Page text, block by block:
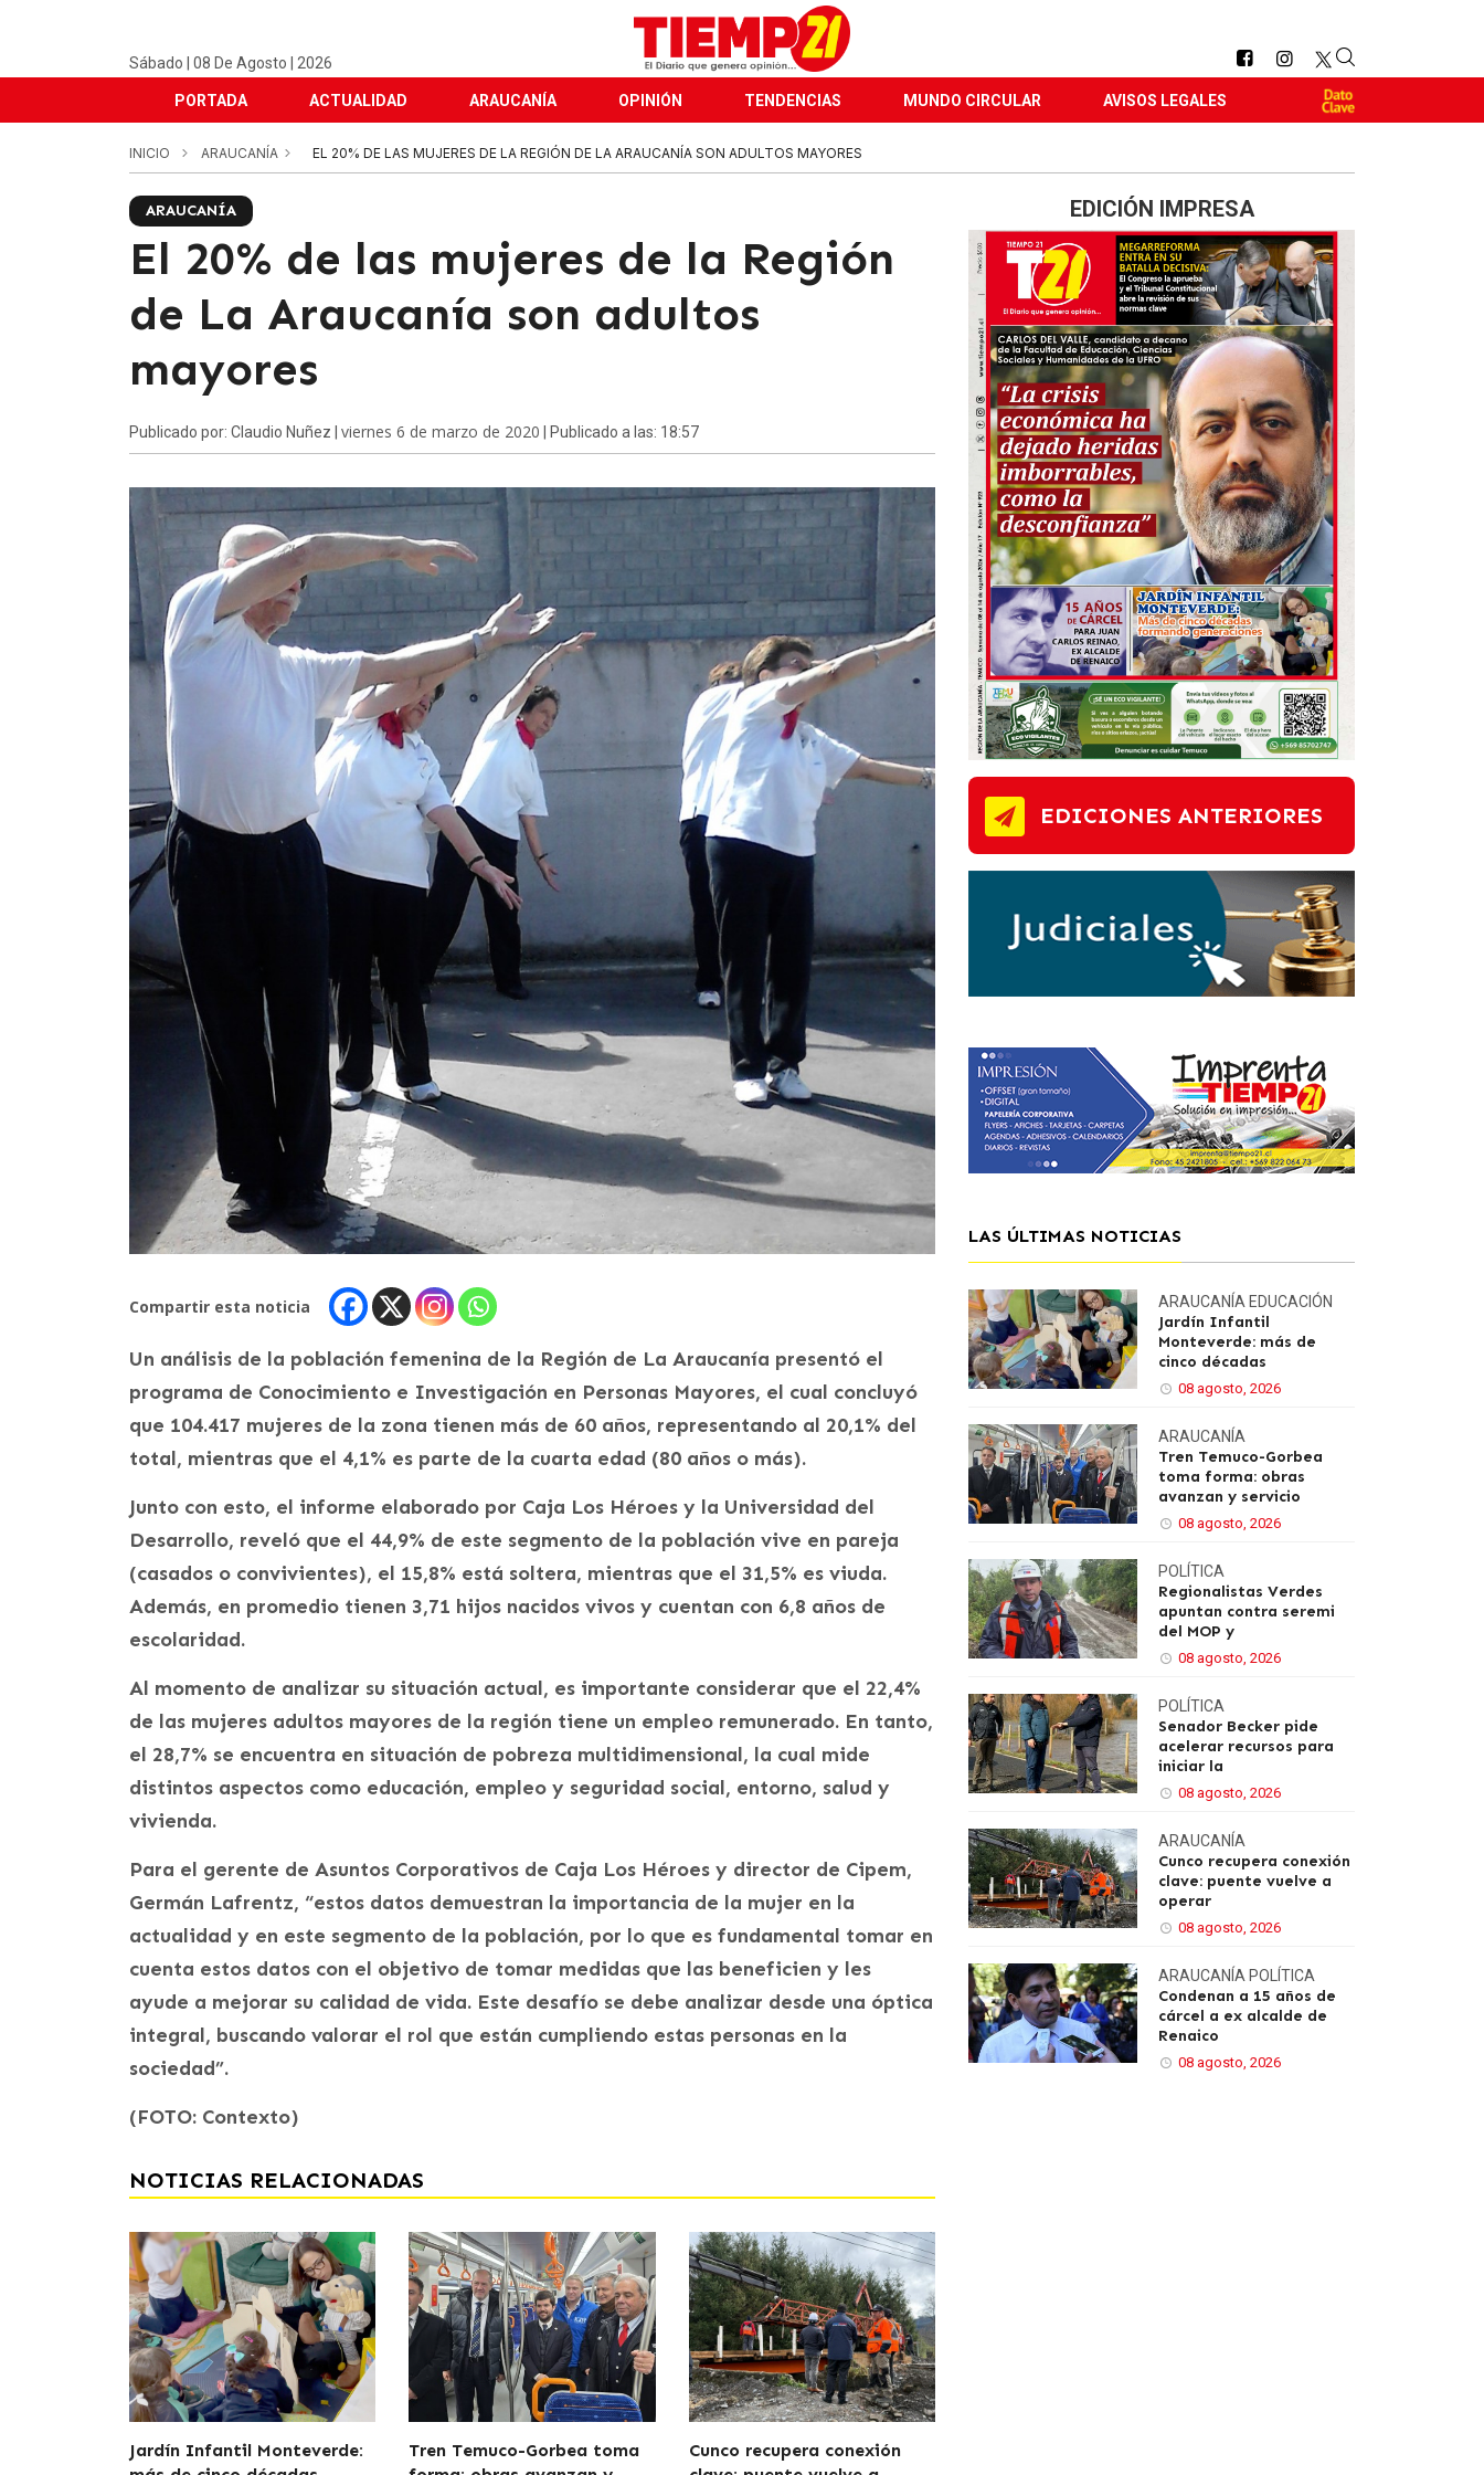
Sábado | 08 De Agosto | 2026
PORTADA ACTUALIDAD ARAUCANÍA OPINIÓN TENDENCIAS MUNDO CIRCULAR AVISOS LEGALES
INICIO ARAUCANÍA EL 20% DE LAS MUJERES DE LA REGIÓN DE LA ARAUCANÍA SON ADULTOS MAYORES
ARAUCANÍA
El 20% de las mujeres de la Región
de La Araucanía son adultos
mayores
Publicado por: Claudio Nuñez | viernes 6 de marzo de 2020 | Publicado a las: 18:57
Compartir esta noticia
Un análisis de la población femenina de la Región de La Araucanía presentó el
programa de Conocimiento e Investigación en Personas Mayores, el cual concluyó
que 104.417 mujeres de la zona tienen más de 60 años, representando al 20,1% del
total, mientras que el 4,1% es parte de la cuarta edad (80 años o más).
Junto con esto, el informe elaborado por Caja Los Héroes y la Universidad del
Desarrollo, reveló que el 44,9% de este segmento de la población vive en pareja
(casados o convivientes), el 15,8% está soltera, mientras que el 31,5% es viuda.
Además, en promedio tienen 3,71 hijos nacidos vivos y cuentan con 6,8 años de
escolaridad.
Al momento de analizar su situación actual, es importante considerar que el 22,4%
de las mujeres adultos mayores de la región tiene un empleo remunerado. En tanto,
el 28,7% se encuentra en situación de pobreza multidimensional, la cual mide
distintos aspectos como educación, empleo y seguridad social, entorno, salud y
vivienda.
Para el gerente de Asuntos Corporativos de Caja Los Héroes y director de Cipem,
Germán Lafrentz, “estos datos demuestran la importancia de la mujer en la
actualidad y en este segmento de la población, por lo que es fundamental tomar en
cuenta estos datos con el objetivo de tomar medidas que las beneficien y les
ayude a mejorar su calidad de vida. Este desafío se debe analizar desde una óptica
integral, buscando valorar el rol que están cumpliendo estas personas en la
sociedad”.
(FOTO: Contexto)
NOTICIAS RELACIONADAS
Jardín Infantil Monteverde:
Tren Temuco-Gorbea toma
Cunco recupera conexión
EDICIÓN IMPRESA
EDICIONES ANTERIORES
LAS ÚLTIMAS NOTICIAS
ARAUCANÍA EDUCACIÓN
Jardín Infantil
Monteverde: más de
cinco décadas
08 agosto, 2026
ARAUCANÍA
Tren Temuco-Gorbea
toma forma: obras
avanzan y servicio
08 agosto, 2026
POLÍTICA
Regionalistas Verdes
apuntan contra seremi
del MOP y
08 agosto, 2026
POLÍTICA
Senador Becker pide
acelerar recursos para
iniciar la
08 agosto, 2026
ARAUCANÍA
Cunco recupera conexión
clave: puente vuelve a
operar
08 agosto, 2026
ARAUCANÍA POLÍTICA
Condenan a 15 años de
cárcel a ex alcalde de
Renaico
08 agosto, 2026